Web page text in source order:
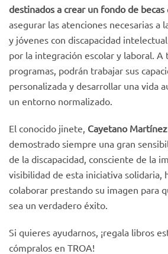
destinados a crear un fondo de becas
asegurar las atenciones necesarias a
y jóvenes con discapacidad
por la integración escolar y laboral. A
programas, podrán trabajar sus
personalizada y desarrollar una vida
un entorno normalizado.
El conocido jinete, Cayetano
demostrado siempre una gran
de la discapacidad, consciente de la
visibilidad de esta iniciativa solidaria,
colaborar prestando su imagen para
sea un verdadero éxito.
Si quieres ayudarnos, ¡regala libros
cómpralos en TROA!